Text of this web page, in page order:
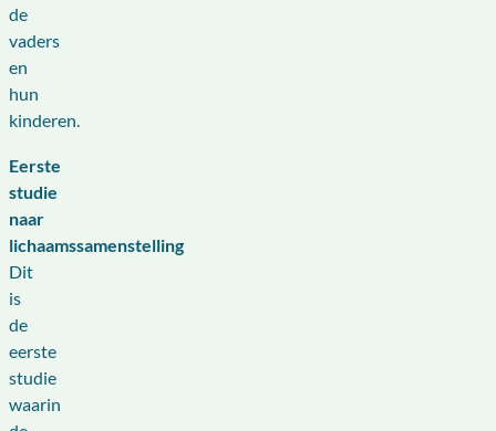
de
vaders
en
hun
kinderen.
Eerste
studie
naar
lichaamssamenstelling
Dit
is
de
eerste
studie
waarin